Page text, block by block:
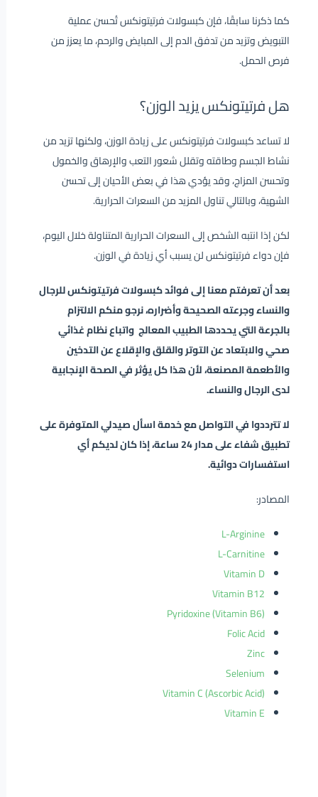
كما ذكرنا سابقًا، فإن كبسولات فرتيتونكس تُحسن عملية
التبويض وتزيد من تدفق الدم إلى المبايض والرحم، ما يعزز من
فرص الحمل.
هل فرتيتونكس يزيد الوزن؟
لا تساعد كبسولات فرتيتونكس على زيادة الوزن، ولكنها تزيد من
نشاط الجسم وطاقته وتقلل شعور التعب والإرهاق والخمول
وتحسن المزاج، وقد يؤدي هذا في بعض الأحيان إلى تحسن
الشهية، وبالتالي تناول المزيد من السعرات الحرارية.
لكن إذا انتبه الشخص إلى السعرات الحرارية المتناولة خلال اليوم،
فإن دواء فرتيتونكس لن يسبب أي زيادة في الوزن.
بعد أن تعرفتم معنا إلى فوائد كبسولات فرتيتونكس للرجال
والنساء وجرعته الصحيحة وأضراره، نرجو منكم الالتزام
بالجرعة التي يحددها الطبيب المعالج واتباع نظام غذائي
صحي والابتعاد عن التوتر والقلق والإقلاع عن التدخين
والأطعمة المصنعة، لأن هذا كل يؤثر في الصحة الإنجابية
لدى الرجال والنساء.
لا تترددوا في التواصل مع خدمة اسأل صيدلي المتوفرة على
تطبيق شفاء على مدار 24 ساعة، إذا كان لديكم أي
استفسارات دوائية.
المصادر:
L-Arginine
L-Carnitine
Vitamin D
Vitamin B12
Pyridoxine (Vitamin B6)
Folic Acid
Zinc
Selenium
Vitamin C (Ascorbic Acid)
Vitamin E